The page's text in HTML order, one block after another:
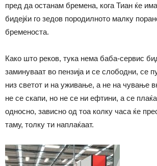
пред да останам бремена, кога Тиан ќе
бидејќи го зедов породилното малку
бременоста.
Како што реков, тука нема баба-сервис
заминуваат во пензија и се слободни, се
низ светот и на уживање, а не на чување
не се скапи, но не се ни ефтини, а се
односно, зависно од тоа колку часа ќе
таму, толку ти наплаќаат.